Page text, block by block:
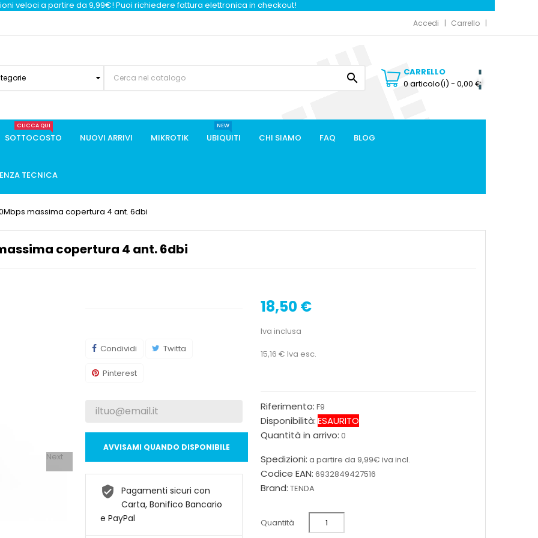
veloci a partire da 9,99€! Puoi richiedere fattura elettronica in checkout!
Accedi Carrello

CARRELLO
0 articolo(i) - 0,00 €
SOTTOCOSTO
CLICCA QUI
NUOVI ARRIVI MIKROTIK UBIQUITI
NEW
CHI SIAMO FAQ BLOG
TECNICA
massima copertura 4 ant. 6dbi
copertura 4 ant. 6dbi
Next
18,50 €
Iva inclusa
15,16 € Iva esc.
Riferimento: F9
Disponibilità:ESAURITO
Quantità in arrivo: 0
Spedizioni: a partire da 9,99€ iva incl.
Codice EAN: 6932849427516
Brand: TENDA
Quantità
Condividi Twitta
Pinterest
AVVISAMI QUANDO DISPONIBILE
Pagamenti sicuri con
Carta, Bonifico Bancario
e PayPal